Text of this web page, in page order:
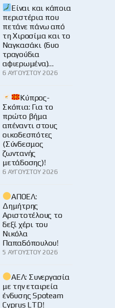
Είναι και κάποια
περιστέρια που
πετάνε πάνω από
τη Χιροσίμα και το
Ναγκασάκι (δυο
τραγούδια
αφιερωμένα)…
6 ΑΥΓΟΎΣΤΟΥ 2026
Κύπρος-
Σκόπια: Για το
πρώτο βήμα
απέναντι στους
οικοδεσπότες
(Σύνδεσμος
ζωντανής
μετάδοσης)!
6 ΑΥΓΟΎΣΤΟΥ 2026
ΑΠΟΕΛ:
Δημήτρης
Αριστοτέλους το
δεξί χέρι του
Νικόλα
Παπαδόπουλου!
5 ΑΥΓΟΎΣΤΟΥ 2026
ΑΕΛ: Συνεργασία
με την εταιρεία
ένδυσης Spoteam
Cyprus LTD!